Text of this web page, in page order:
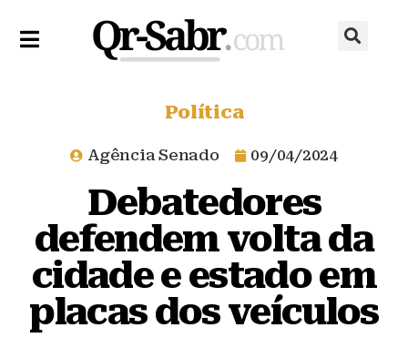
Política
Agência Senado 09/04/2024
Debatedores
defendem volta da
cidade e estado em
placas dos veículos